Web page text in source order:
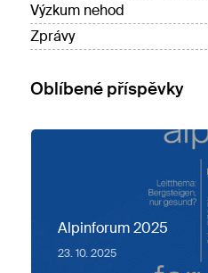
Výzkum nehod
Zprávy
Oblíbené příspěvky
Alpinforum 2025
23. 10. 2025